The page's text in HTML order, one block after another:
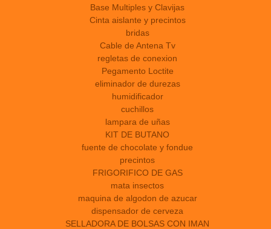
Base Multiples y Clavijas
Cinta aislante y precintos
bridas
Cable de Antena Tv
regletas de conexion
Pegamento Loctite
eliminador de durezas
humidificador
cuchillos
lampara de uñas
KIT DE BUTANO
fuente de chocolate y fondue
precintos
FRIGORIFICO DE GAS
mata insectos
maquina de algodon de azucar
dispensador de cerveza
SELLADORA DE BOLSAS CON IMAN